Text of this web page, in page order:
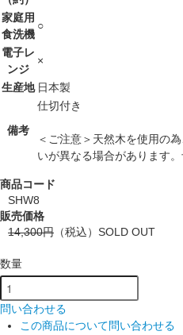
家庭用
食洗機
○
電子レ
ンジ
×
生産地 日本製
備考
仕切付き
＜ご注意＞天然木を使用の
いが異なる場合があります
商品コード
SHW8
販売価格
14,300円 （税込） SOLD OUT
数量
問い合わせる
この商品について問い合わせる